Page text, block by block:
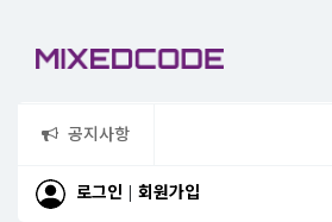
공지사항
로그인 | 회원가입